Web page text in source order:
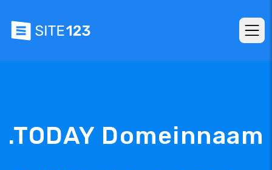
.TODAY Domeinnaam